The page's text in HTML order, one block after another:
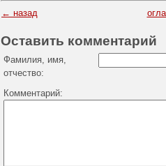
← назад
Оставить комментарий
Фамилия, имя,
отчество:
Комментарий: